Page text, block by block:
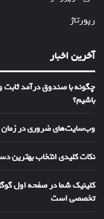
رپورتاژ
آخرین اخبار
چگونه با صندوق درآمد
باشیم؟
وب‌سایت‌های ضروری در زمان
نکات کلیدی انتخاب بهترین
کلینیک شما در صفحه اول
تخصصی است